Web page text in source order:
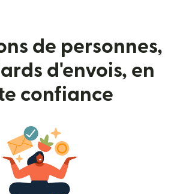
de personnes,
d'envois, en
confiance